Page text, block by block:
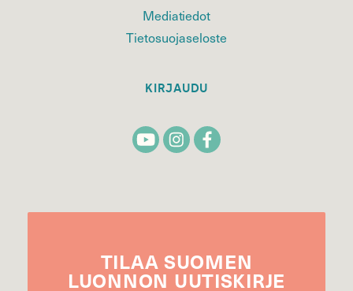
Mediatiedot
Tietosuojaseloste
KIRJAUDU
TILAA SUOMEN
LUONNON UUTIS­KIRJE